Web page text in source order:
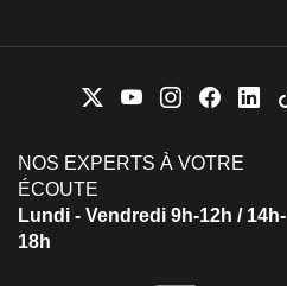
NOS EXPERTS À VOTRE
ÉCOUTE
Lundi - Vendredi 9h-12h / 14h-
18h